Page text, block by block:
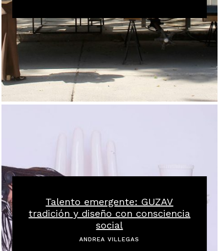
Talento emergente: GUZAV
tradición y diseño con consciencia
social
ANDREA VILLEGAS